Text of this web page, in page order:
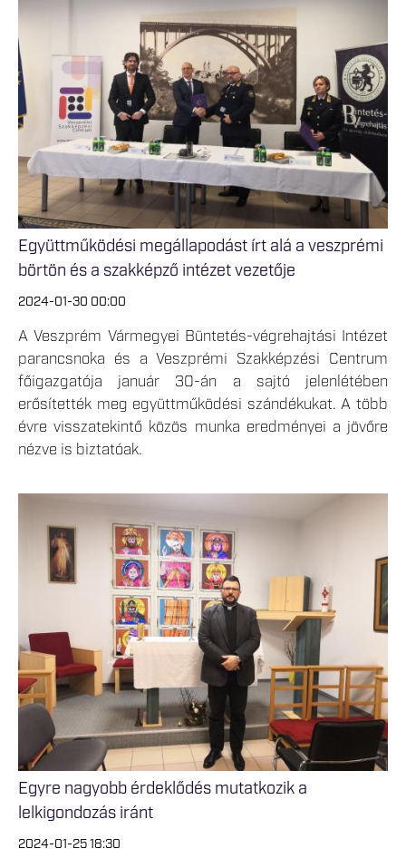
Együttműködési megállapodást írt alá a veszprémi
börtön és a szakképző intézet vezetője
2024-01-30 00:00
A Veszprém Vármegyei Büntetés-végrehajtási Intézet
parancsnoka és a Veszprémi Szakképzési Centrum
főigazgatója január 30-án a sajtó jelenlétében
erősítették meg együttműködési szándékukat. A több
évre visszatekintő közös munka eredményei a jövőre
nézve is biztatóak.
Egyre nagyobb érdeklődés mutatkozik a
lelkigondozás iránt
2024-01-25 18:30